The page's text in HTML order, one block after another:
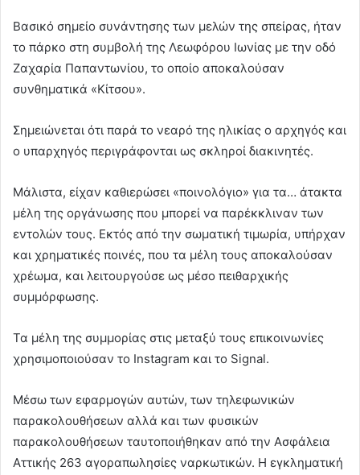
Βασικό σημείο συνάντησης των μελών της σπείρας, ήταν
το πάρκο στη συμβολή της Λεωφόρου Ιωνίας με την οδό
Ζαχαρία Παπαντωνίου, το οποίο αποκαλούσαν
συνθηματικά «Κίτσου».
Σημειώνεται ότι παρά το νεαρό της ηλικίας ο αρχηγός και
ο υπαρχηγός περιγράφονται ως σκληροί διακινητές.
Μάλιστα, είχαν καθιερώσει «ποινολόγιο» για τα… άτακτα
μέλη της οργάνωσης που μπορεί να παρέκκλιναν των
εντολών τους. Εκτός από την σωματική τιμωρία, υπήρχαν
και χρηματικές ποινές, που τα μέλη τους αποκαλούσαν
χρέωμα, και λειτουργούσε ως μέσο πειθαρχικής
συμμόρφωσης.
Τα μέλη της συμμορίας στις μεταξύ τους επικοινωνίες
χρησιμοποιούσαν το Instagram και το Signal.
Μέσω των εφαρμογών αυτών, των τηλεφωνικών
παρακολουθήσεων αλλά και των φυσικών
παρακολουθήσεων ταυτοποιήθηκαν από την Ασφάλεια
Αττικής 263 αγοραπωλησίες ναρκωτικών. Η εγκληματική